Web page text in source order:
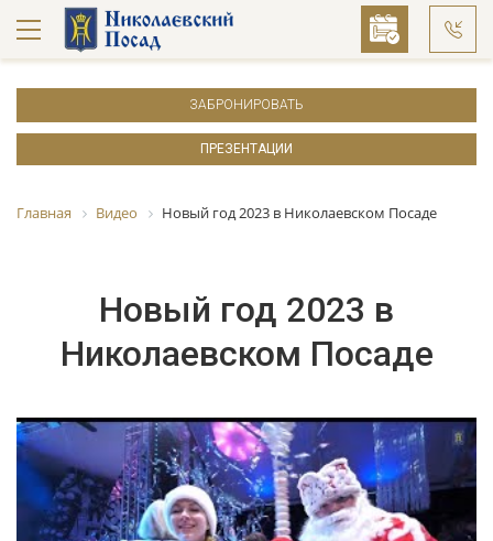
ЗАБРОНИРОВАТЬ
ПРЕЗЕНТАЦИИ
Главная Видео Новый год 2023 в Николаевском Посаде
Новый год 2023 в
Николаевском Посаде